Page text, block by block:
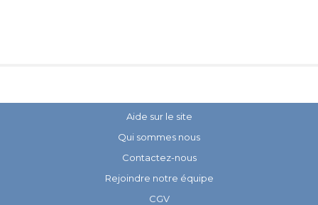
Aide sur le site
Qui sommes nous
Contactez-nous
Rejoindre notre équipe
CGV